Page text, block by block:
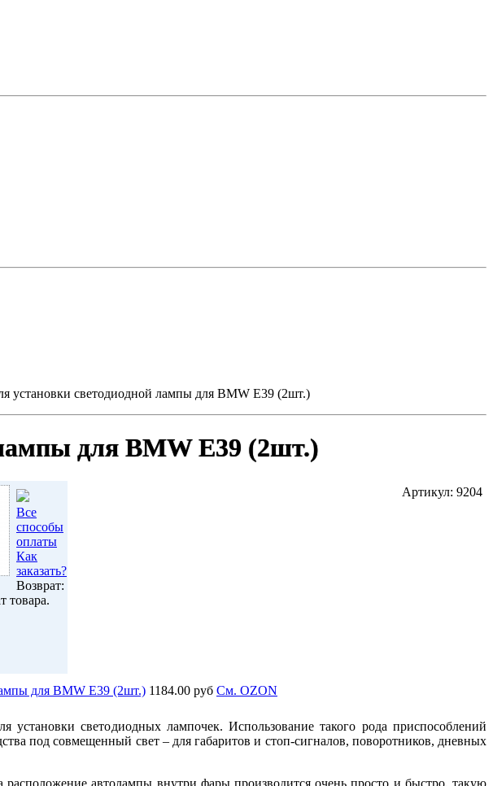
установки светодиодной лампы для BMW E39 (2шт.)
для BMW E39 (2шт.)
Артикул: 9204
Все
способы
оплаты
Как
заказать?
Возврат:
товара.
для BMW E39 (2шт.) 1184.00 руб Cм. OZON
установки светодиодных лампочек. Использование такого рода приспособлений
под совмещенный свет – для габаритов и стоп-сигналов, поворотников, дневных
расположение автолампы внутри фары производится очень просто и быстро, такую